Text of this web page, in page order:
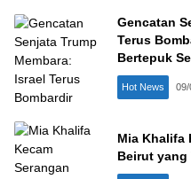
Gencatan
Terus
Bertepuk
Hot News 09/
Mia Khalifa
Beirut yang